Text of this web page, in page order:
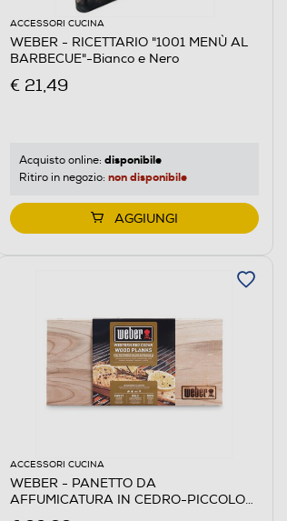
ACCESSORI CUCINA
WEBER - RICETTARIO "1001 MENÙ AL
BARBECUE"-Bianco e Nero
€ 21,49
Acquisto online: disponibile
Ritiro in negozio: non disponibile
AGGIUNGI
ACCESSORI CUCINA
WEBER - PANETTO DA
AFFUMICATURA IN CEDRO-PICCOLO-